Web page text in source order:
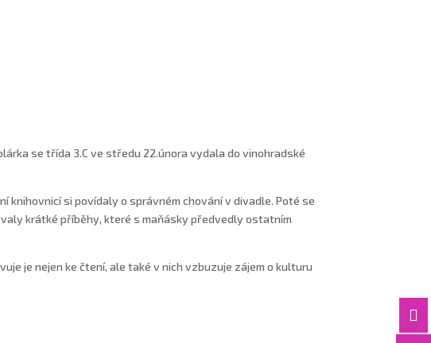

se třída 3.C ve středu 22.února vydala do vinohradské
knihovnicí si povídaly o správném chování v divadle. Poté se
krátké příběhy, které s maňásky předvedly ostatním
je nejen ke čtení, ale také v nich vzbuzuje zájem o kulturu